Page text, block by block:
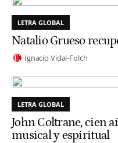
LETRA GLOBAL
Natalio Grueso
Ignacio Vidal-Folch
LETRA GLOBAL
John Coltrane, cien
musical y espiritual